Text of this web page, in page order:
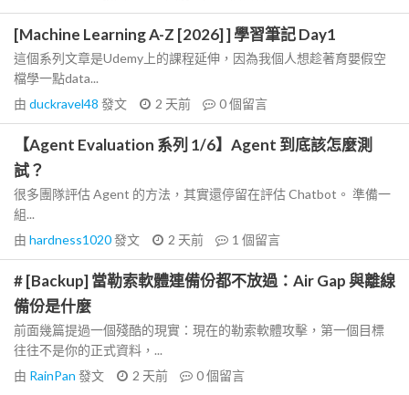
[Machine Learning A-Z [2026] ] 學習筆記 Day1
這個系列文章是Udemy上的課程延伸，因為我個人想趁著育嬰假空
檔學一點data...
由 duckravel48 發文 2 天前 0個留言
【Agent Evaluation 系列 1/6】Agent 到底該怎麼測
試？
很多團隊評估 Agent 的方法，其實還停留在評估 Chatbot。 準備一
組...
由 hardness1020發文 2 天前 1 個留言
# [Backup] 當勒索軟體連備份都不放過：Air Gap 與離線
備份是什麼
前面幾篇提過一個殘酷的現實：現在的勒索軟體攻擊，第一個目標
往往不是你的正式資料，...
由 RainPan 發文 2 天前 0個留言